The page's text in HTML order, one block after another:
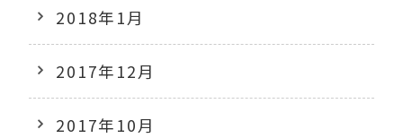
2018年1月
2017年12月
2017年10月